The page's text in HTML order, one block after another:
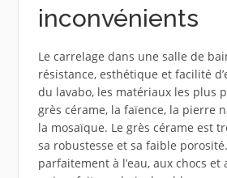
inconvénients
Le carrelage dans une salle de
résistance, esthétique et facilité
du lavabo, les matériaux les plus
grès cérame, la faïence, la pierre
la mosaïque. Le grès cérame est
sa robustesse et sa faible
parfaitement à l’eau, aux chocs et